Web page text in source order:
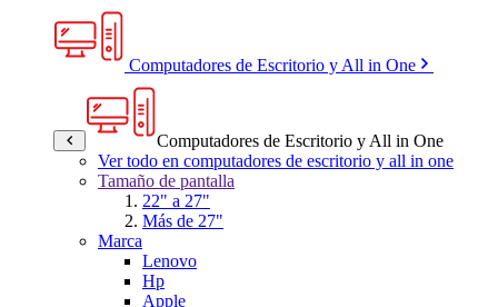
Computadores de Escritorio y All in One
Computadores de Escritorio y All in One
Ver todo en computadores de escritorio y all in one
Tamaño de pantalla
22" a 27"
Más de 27"
Marca
Lenovo
Hp
Apple